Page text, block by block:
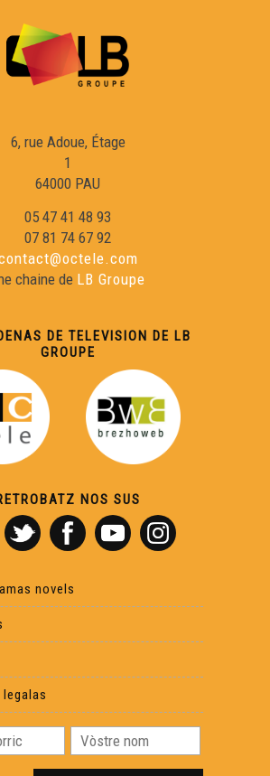
de vita(s) - Nicolas Peuch
2.0 - Télé Buissonière
- Télé Buissonnière
Servici Civic - Susie Rey
a l'entorn deu lengatge shiulat d'Aas per
Radio País - Lilas Baradat-Decla - Clinhada
que hèn paur
de Montanèr - Reportatge
6, rue Adoue, Étage
1
64000 PAU
05 47 41 48 93
07 81 74 67 92
chaine de LB Groupe
DE TELEVISION DE LB
GROUPE
NOS SUS
novels